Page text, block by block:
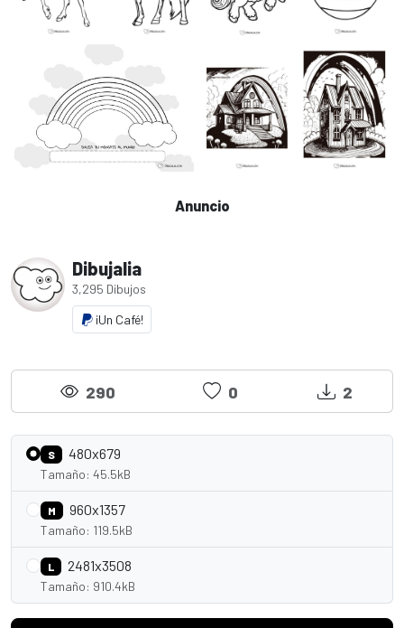
Anuncio
Dibujalia
3,295 Dibujos
¡Un Café!
290 0 2
S 480x679
Tamaño: 45.5kB
M 960x1357
Tamaño: 119.5kB
L 2481x3508
Tamaño: 910.4kB